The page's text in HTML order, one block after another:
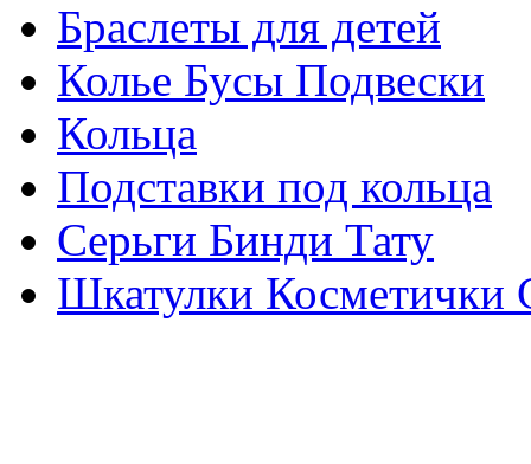
Браслеты для детей
Колье Бусы Подвески
Кольца
Подставки под кольца
Серьги Бинди Тату
Шкатулки Косметички